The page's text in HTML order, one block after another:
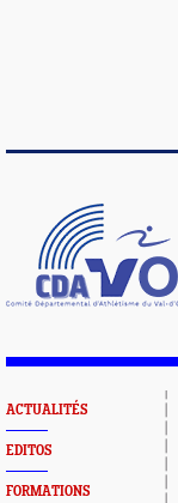
ACTUALITÉS
EDITOS
FORMATIONS